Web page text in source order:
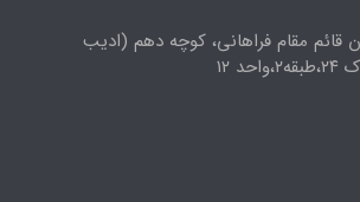
قائم مقام فراهانی، کوچه دهم (ادیب
۱۲